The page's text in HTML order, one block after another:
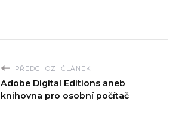
PŘEDCHOZÍ ČLÁNEK
Adobe Digital Editions aneb
knihovna pro osobní počítač